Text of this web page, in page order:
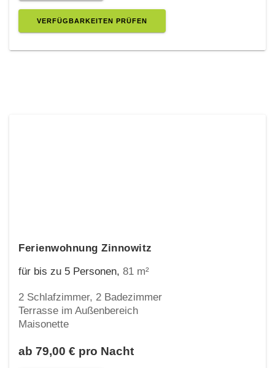
VERFÜGBARKEITEN PRÜFEN
Ferienwohnung Zinnowitz
für bis zu 5 Personen, 81 m²
2 Schlafzimmer, 2 Badezimmer
Terrasse im Außenbereich
Maisonette
ab 79,00 € pro Nacht